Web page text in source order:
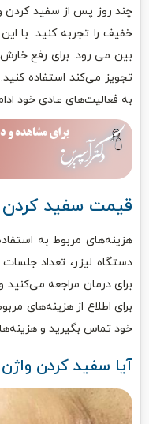
چند روز پس از سفید
خفیف را تجربه کنید. با
بین می رود. برای رفع
تجویز می‌کند استفاده
به فعالیت‌های عادی خود
قیمت سفید کردن
هزینه‌های مربوط به
دستگاه لیزر، تعداد
برای درمان مراجعه می‌کنید
برای اطلاع از هزینه‌های
خود تماس بگیرید و
آیا سفید کردن واژن